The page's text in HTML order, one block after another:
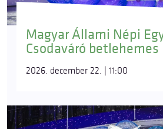
Magyar Állami Népi
Csodaváró betlehemes
2026. december 22. | 11:00